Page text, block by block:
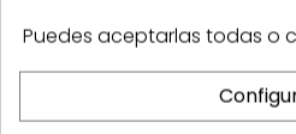
Puedes aceptarlas todas o